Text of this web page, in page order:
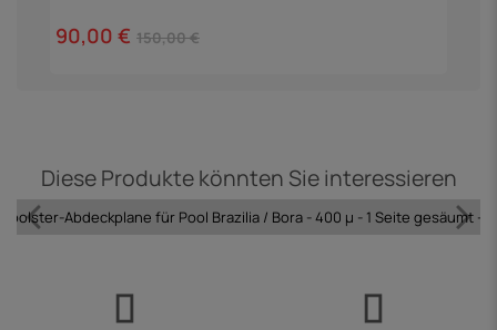
90,00 € 150,00 €
Diese Produkte könnten Sie interessieren
Abdeckplane für Pool Brazilia / Bora - 400 µ - 1 Seite gesäumt -